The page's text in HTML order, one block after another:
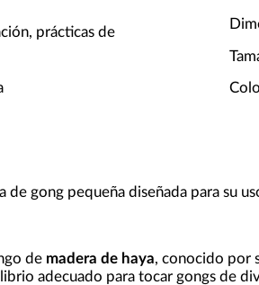
prácticas de
de gong pequeña diseñada para su
de madera de haya, conocido por
adecuado para tocar gongs de